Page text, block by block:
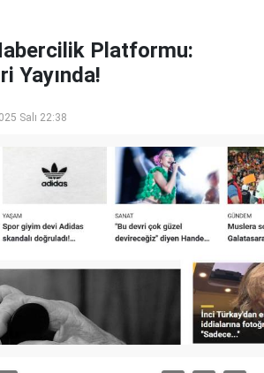
Platformu:
Yayında!
Salı 22:38